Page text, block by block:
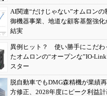
AI関連“だけじゃない”オムロンの
御機器事業、地道な顧客基盤強化
結実
異例ヒット？ 使い勝手にこだわ
たオムロンの“オープンな”IO-
スター
脱自動車でもDMG森精機が業績
方修正、2028年度にピーク利益